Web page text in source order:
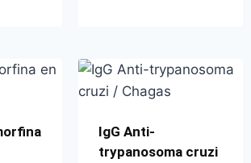
IgG Anti-
trypanosoma cruzi